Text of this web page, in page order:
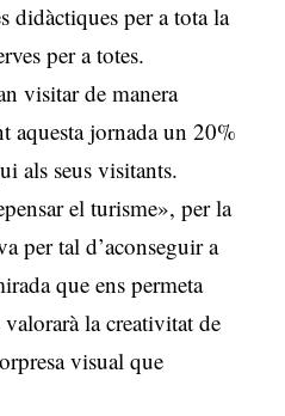
per a tota la
per a totes.
visitar de manera
aquesta jornada un 20%
als seus visitants.
el turisme», per la
per tal d’aconseguir a
que ens permeta
la creativitat de
visual que